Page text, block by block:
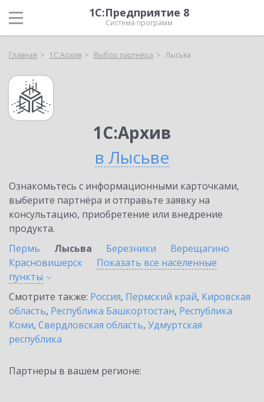
1С:Предприятие 8
Система программ
Главная 1С:Архив Выбор партнёра Лысьва
1С:Архив
в Лысьве
Ознакомьтесь с информационными карточками,
выберите партнёра и отправьте заявку на
консультацию, приобретение или внедрение
продукта.
Пермь
Лысьва Березники
Верещагино
Красновишерск
Показать все населенные
пункты
Смотрите также: Россия, Пермский край, Кировская
область, Республика Башкортостан, Республика
Коми, Свердловская область, Удмуртская
республика
Партнеры в вашем регионе: